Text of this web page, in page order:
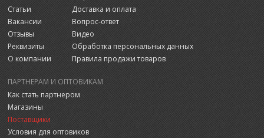
Статьи
Вакансии
Отзывы
Реквизиты
О компании
Доставка и оплата
Вопрос-ответ
Видео
Обработка персональных данных
Правила продажи товаров
ПАРТНЕРАМ И ОПТОВИКАМ
Как стать партнером
Магазины
Поставщики
Условия для оптовиков